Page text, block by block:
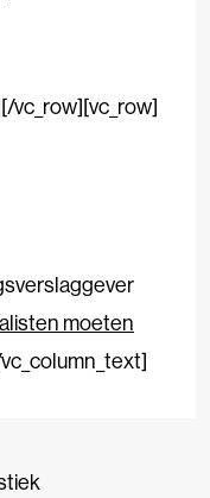
vc_row][vc_row]
moeten